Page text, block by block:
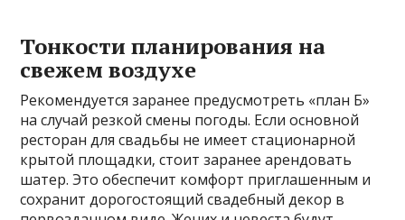
Тонкости планирования на
свежем воздухе
Рекомендуется заранее предусмотреть «план Б»
на случай резкой смены погоды. Если основной
ресторан для свадьбы не имеет стационарной
крытой площадки‚ стоит заранее арендовать
шатер. Это обеспечит комфорт приглашенным и
сохранит дорогостоящий свадебный декор в